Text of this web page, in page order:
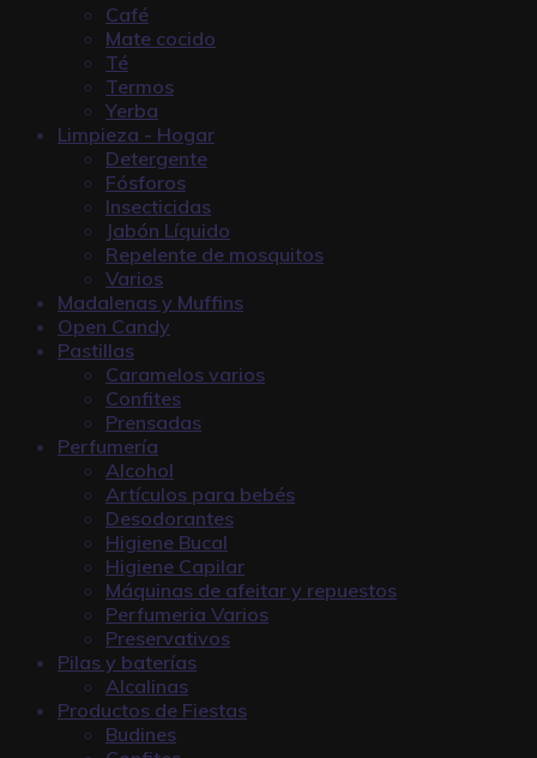
Café
Mate cocido
Té
Termos
Yerba
Limpieza - Hogar
Detergente
Fósforos
Insecticidas
Jabón Líquido
Repelente de mosquitos
Varios
Madalenas y Muffins
Open Candy
Pastillas
Caramelos varios
Confites
Prensadas
Perfumería
Alcohol
Artículos para bebés
Desodorantes
Higiene Bucal
Higiene Capilar
Máquinas de afeitar y repuestos
Perfumeria Varios
Preservativos
Pilas y baterías
Alcalinas
Productos de Fiestas
Budines